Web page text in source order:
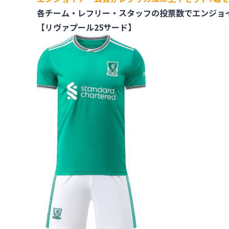
各チーム・レフリー・スタッフの投票数でエンジョ
【リヴァプール25サード】